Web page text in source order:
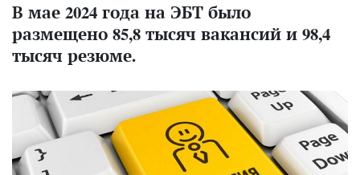
В мае 2024 года на ЭБТ было
размещено 85,8 тысяч вакансий и 98,4
тысяч резюме.